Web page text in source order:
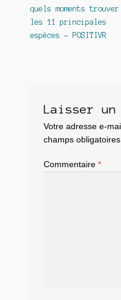
de
l’article
quels moments trouver
les 11 principales
espèces – POSITIVR
Laisser un
Votre adresse e-
champs
Commentaire *